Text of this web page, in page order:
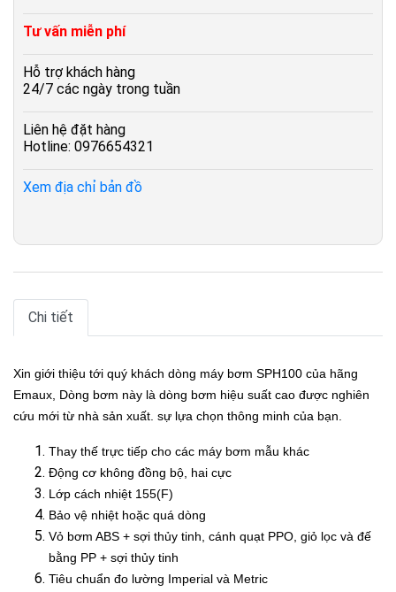
Tư vấn miễn phí
Hỗ trợ khách hàng
24/7 các ngày trong tuần
Liên hệ đặt hàng
Hotline: 0976654321
Xem địa chỉ bản đồ
Chi tiết
Xin giới thiệu tới quý khách dòng máy bơm SPH100 của hãng
Emaux, Dòng bơm này là dòng bơm hiệu suất cao được nghiên
cứu mới từ nhà sản xuất. sự lựa chọn thông minh của bạn.
Thay thế trực tiếp cho các máy bơm mẫu khác
Động cơ không đồng bộ, hai cực
Lớp cách nhiệt 155(F)
Bảo vệ nhiệt hoặc quá dòng
Vỏ bơm ABS + sợi thủy tinh, cánh quạt PPO, giỏ lọc và đế
bằng PP + sợi thủy tinh
Tiêu chuẩn đo lường Imperial và Metric